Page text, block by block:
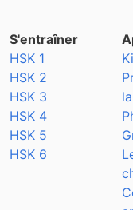
S'entraîner
HSK 1
HSK 2
HSK 3
HSK 4
HSK 5
HSK 6